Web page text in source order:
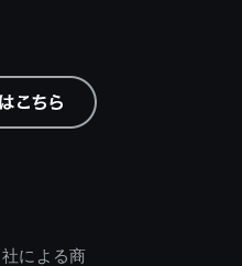
による商